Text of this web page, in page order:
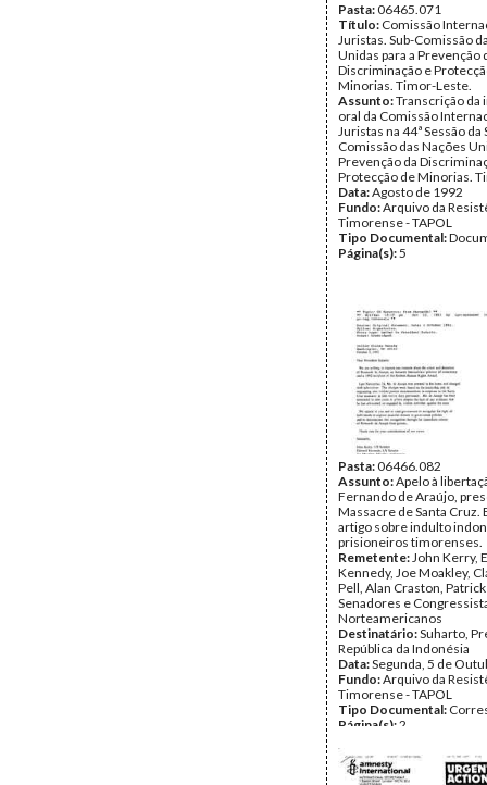
Pasta:06465.071
Título: Comissão
Juristas. Sub-Comissão
Unidas para a Prevenção
Discriminação e
Minorias. Timor-Leste.
Assunto:Transcrição da
oral da Comissão
Juristas na 44ª Sessão da
Comissão das Nações
Prevenção da
Protecção de Minorias.
Data:Agosto de 1992
Fundo:Arquivo da
Timorense - TAPOL
Tipo Documental:
Página(s):5
Pasta:06466.082
Assunto:Apelo à
Fernando de Araújo,
Massacre de Santa Cruz.
artigo sobre indulto
prisioneiros timorenses.
Remetente:John Kerry,
Kennedy, Joe Moakley,
Pell, Alan Craston,
Senadores e
Norteamericanos
Destinatário:Suharto,
República da Indonésia
Data:Segunda, 5 de
Fundo:Arquivo da
Timorense - TAPOL
Tipo Documental:
Página(s):2